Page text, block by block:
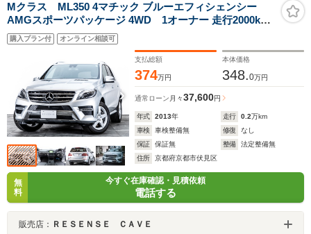
Mクラス ML350 4マチック ブルーエフィシェンシー
AMGスポーツパッケージ 4WD 1オーナー 走行2000km
AMGスポーツパッケージ コンフォートパッケージ ルー
フレール 19インチAW 360度カメラ ブラックレザーシー
ト シートヒーター クルーズコントロール パークセンサー
購入プラン付 オンライン相談可
支払総額
374万円
本体価格
348.0万円
通常ローン 月々37,600円
年式 2013年 走行 0.2万km
車検
車検整備無 修復
なし
保証
保証無 整備
法定整備無
住所
京都府京都市伏見区
無
料
今すぐ在庫確認・見積依頼
電話する
販売店： ＲＥＳＥＮＳＥ ＣＡＶＥ